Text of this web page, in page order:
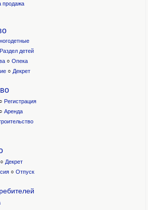
продажа
Раздел детей
○ Опека
○ Декрет
○ Регистрация
○ Аренда
○ Декрет
○ Отпуск